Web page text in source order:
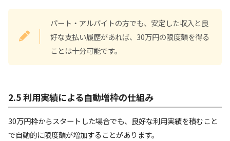
パート・アルバイトの方でも、安定した収入と良
好な支払い履歴があれば、30万円の限度額を得る
ことは十分可能です。
2.5 利用実績による自動増枠の仕組み
30万円枠からスタートした場合でも、良好な利用実績を積むこと
で自動的に限度額が増加することがあります。